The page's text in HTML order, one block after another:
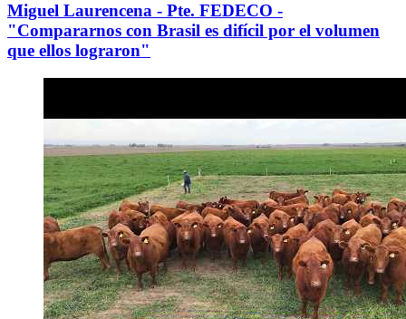
Miguel Laurencena - Pte. FEDECO -
"Compararnos con Brasil es difícil por el volumen
que ellos lograron"